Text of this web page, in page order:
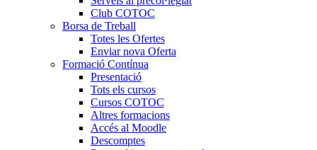
Club COTOC
Borsa de Treball
Totes les Ofertes
Enviar nova Oferta
Formació Contínua
Presentació
Tots els cursos
Cursos COTOC
Altres formacions
Accés al Moodle
Descomptes